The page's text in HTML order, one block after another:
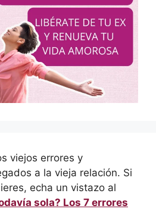
viejos errores y
a la vieja relación. Si
echa un vistazo al
sola? Los 7 errores